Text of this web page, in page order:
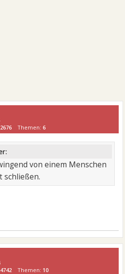
2676 Themen:6
von einem Menschen
schließen.
4742 Themen: 10